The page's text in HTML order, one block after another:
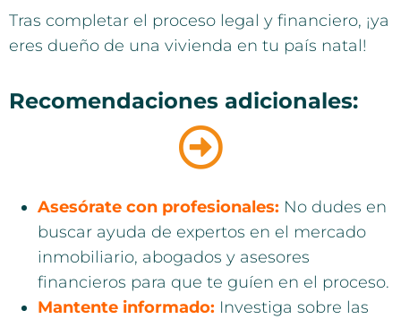
Tras completar el proceso legal y financiero, ¡ya
eres dueño de una vivienda en tu país natal!
Recomendaciones adicionales:
Asesórate con profesionales: No dudes en
buscar ayuda de expertos en el mercado
inmobiliario, abogados y asesores
financieros para que te guíen en el proceso.
Mantente informado: Investiga sobre las